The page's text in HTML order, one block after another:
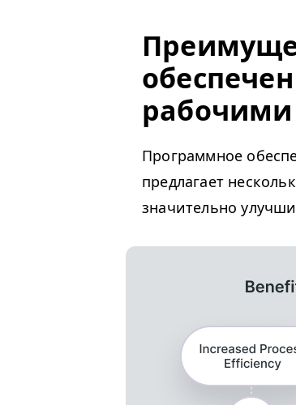
Программное
предлагает
значительно